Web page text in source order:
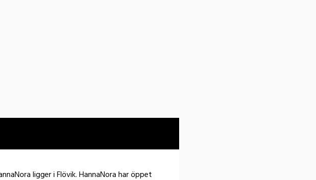
ligger i Flövik. HannaNora har öppet